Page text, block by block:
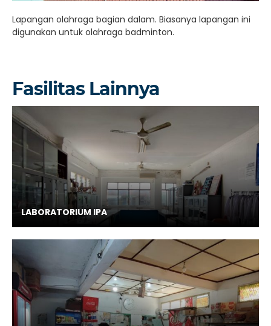
Lapangan olahraga bagian dalam. Biasanya lapangan ini
digunakan untuk olahraga badminton.
Fasilitas Lainnya
LABORATORIUM IPA